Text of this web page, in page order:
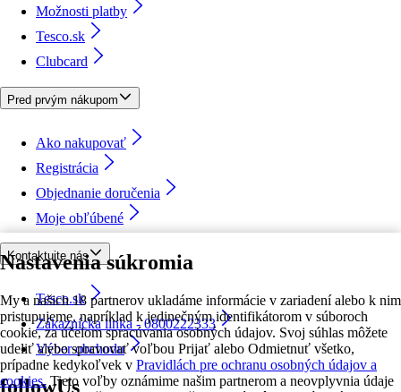
Nastavenia súkromia
My a našich 18 partnerov ukladáme informácie v zariadení alebo k nim
pristupujeme, napríklad k jedinečným identifikátorom v súboroch
cookie, za účelom spracúvania osobných údajov. Svoj súhlas môžete
udeliť alebo spravovať voľbou Prijať alebo Odmietnuť všetko,
prípadne kedykoľvek v Pravidlách pre ochranu osobných údajov a
cookies. Tieto voľby oznámime našim partnerom a neovplyvnia údaje
Možnosti platby
Tesco.sk
Clubcard
Pred prvým nákupom
Ako nakupovať
Registrácia
Objednanie doručenia
Moje obľúbené
Kontaktujte nás
Tesco.sk
Zákaznícka linka - 0800222333
Výber obchodu
followUs